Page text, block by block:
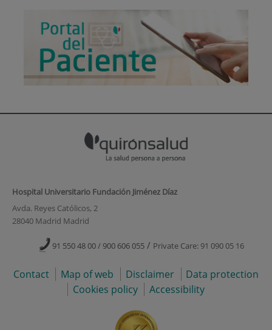
Hospital Universitario Fundación Jiménez Díaz
Avda. Reyes Católicos, 2
28040 Madrid Madrid
91 550 48 00 / 900 606 055 / Private Care: 91 090 05 16
Contact Map of web Disclaimer
Data protection
Cookies policy
Accessibility